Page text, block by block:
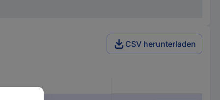
CSV herunterladen